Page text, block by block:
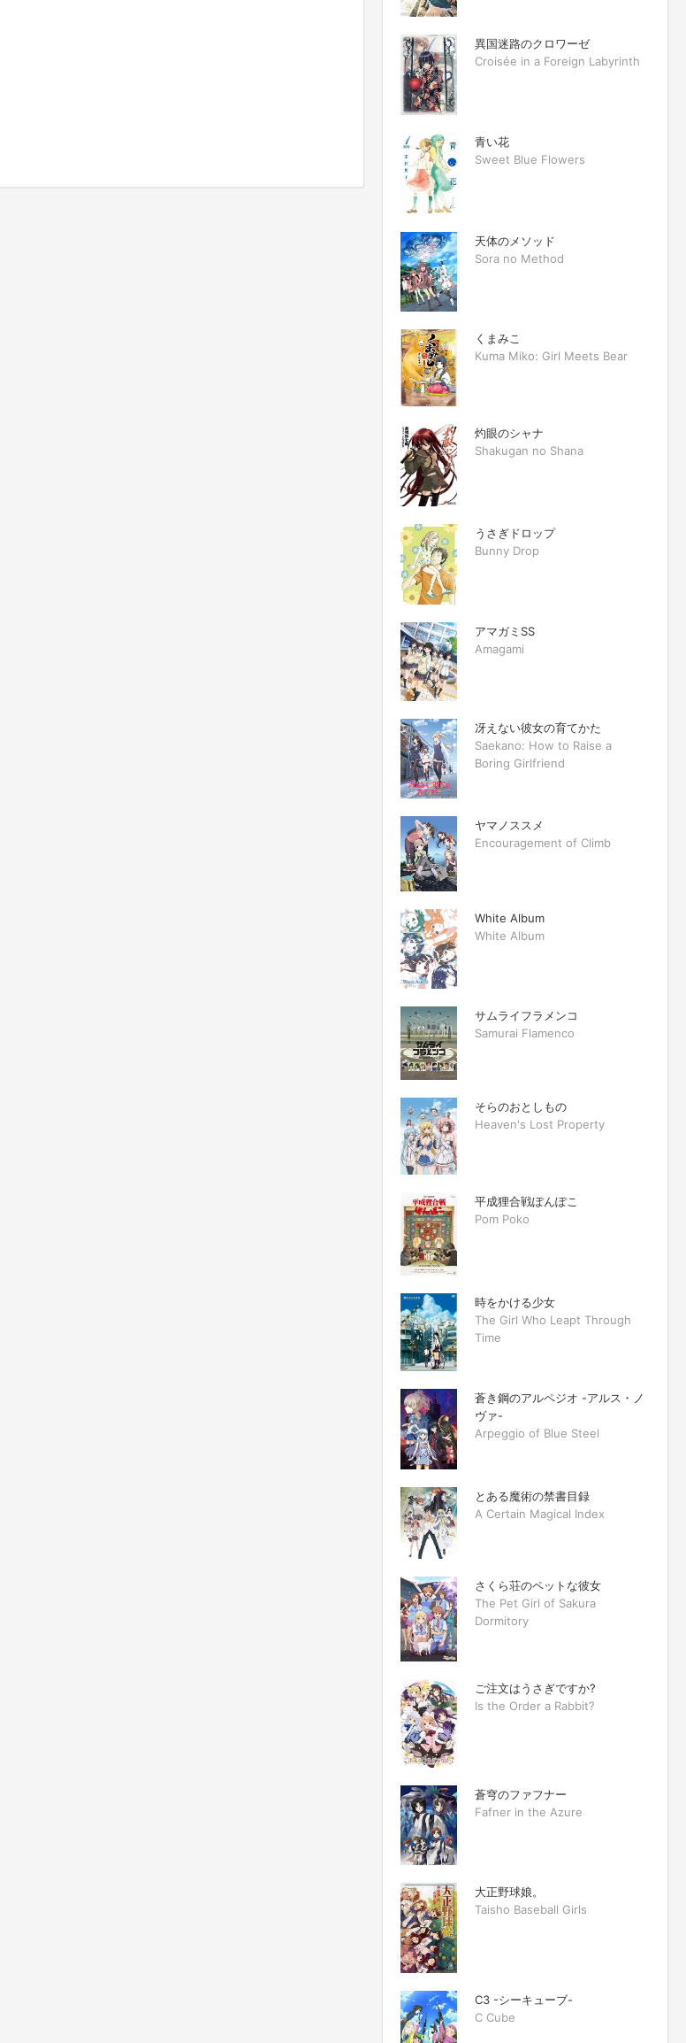
異国迷路のクロワーゼ
Croisée in a Foreign Labyrinth
青い花
Sweet Blue Flowers
天体のメソッド
Sora no Method
くまみこ
Kuma Miko: Girl Meets Bear
灼眼のシャナ
Shakugan no Shana
うさぎドロップ
Bunny Drop
アマガミSS
Amagami
冴えない彼女の育てかた
Saekano: How to Raise a
Boring Girlfriend
ヤマノススメ
Encouragement of Climb
White Album
White Album
サムライフラメンコ
Samurai Flamenco
そらのおとしもの
Heaven's Lost Property
平成狸合戦ぽんぽこ
Pom Poko
時をかける少女
The Girl Who Leapt Through
Time
蒼き鋼のアルペジオ -アルス・ノ
ヴァ-
Arpeggio of Blue Steel
とある魔術の禁書目録
A Certain Magical Index
さくら荘のペットな彼女
The Pet Girl of Sakura
Dormitory
ご注文はうさぎですか?
Is the Order a Rabbit?
蒼穹のファフナー
Fafner in the Azure
大正野球娘。
Taisho Baseball Girls
C3 -シーキューブ-
C Cube